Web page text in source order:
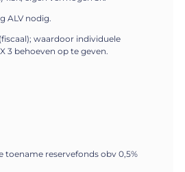
ALV nodig.
waardoor individuele
3 behoeven op te geven.
toename reservefonds obv 0,5%